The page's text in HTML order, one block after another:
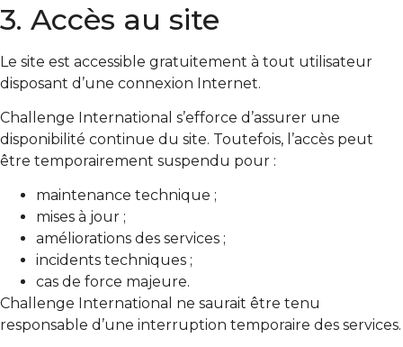
3. Accès au site
Le site est accessible gratuitement à tout utilisateur
disposant d’une connexion Internet.
Challenge International s’efforce d’assurer une
disponibilité continue du site. Toutefois, l’accès peut
être temporairement suspendu pour :
maintenance technique ;
mises à jour ;
améliorations des services ;
incidents techniques ;
cas de force majeure.
Challenge International ne saurait être tenu
responsable d’une interruption temporaire des services.